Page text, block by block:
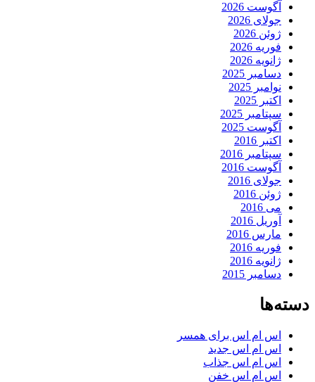
آگوست 2026
جولای 2026
ژوئن 2026
فوریه 2026
ژانویه 2026
دسامبر 2025
نوامبر 2025
اکتبر 2025
سپتامبر 2025
آگوست 2025
اکتبر 2016
سپتامبر 2016
آگوست 2016
جولای 2016
ژوئن 2016
می 2016
آوریل 2016
مارس 2016
فوریه 2016
ژانویه 2016
دسامبر 2015
دسته‌ها
اس ام اس برای همسر
اس ام اس جدید
اس ام اس جذاب
اس ام اس خفن